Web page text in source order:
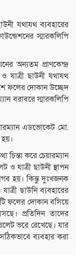
যথাযথ ব্যবহারের
স্মারকলিপি
অন্যতম প্রাণকেন্দ্র
যাত্রী ছাউনী যথাযথ
ফলের দোকান উচ্ছেদ
বরাবরে স্মারকলিপি
এডভোকেট মো.
করে চেয়ারম্যান
যাত্রী ছাউনী স্থাপন
হয়। কিন্তু দুঃখজনক
ছাউনি ব্যবহারের
ফলের দোকান বসিয়ে
প্রতিদিন তাদের
ভরে রেখেছে। যার
ব্যবহার করা